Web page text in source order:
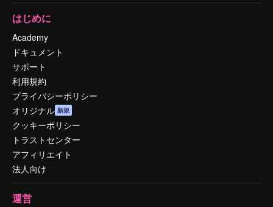
はじめに
Academy
ドキュメント
サポート
利用規約
プライバシーポリシー
オリジナル 新規
クッキーポリシー
トラストセンター
アフィリエイト
法人向け
運営